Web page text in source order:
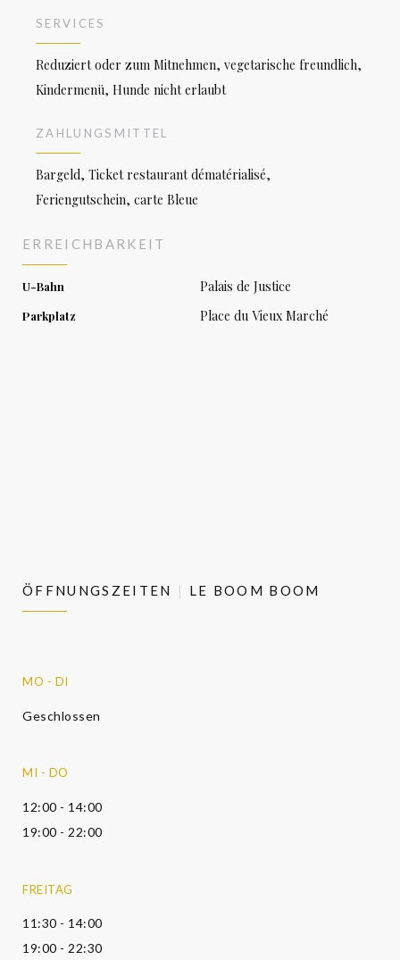
SERVICES
Reduziert oder zum Mitnehmen, vegetarische freundlich,
Kindermenü, Hunde nicht erlaubt
ZAHLUNGSMITTEL
Bargeld, Ticket restaurant dématérialisé,
Feriengutschein, carte Bleue
ERREICHBARKEIT
U-Bahn Palais de Justice
Parkplatz Place du Vieux Marché
ÖFFNUNGSZEITEN LE BOOM BOOM
MO - DI
Geschlossen
MI - DO
12:00 - 14:00
19:00 - 22:00
FREITAG
11:30 - 14:00
19:00 - 22:30